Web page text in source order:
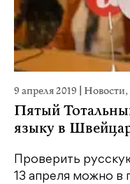
9 апреля 2019 Новости,
Пятый
языку в
Проверить
13 апреля можно